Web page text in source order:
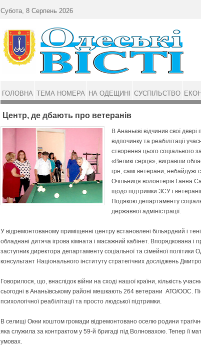
Центр, де дбають про ветеранів
В Ананьєві відчинив свої
відпочинку та реабілітації
створення цього соціального
«Великі серця», вигравши
грн, самі ветерани, небайдужі
Очільниця волонтерів Ганна
щодо підтримки ЗСУ і
Подякою департаменту
державної адміністрації.
У відремонтованому приміщенні центру встановлені більярдний і
обладнані дитяча ігрова кімната і масажний кабінет. Впорядкована і
заступник директора департаменту соціальної та сімейної
консультант Національного інституту стратегічних досліджень
Говорилося, що, внаслідок війни на сході нашої країни, кількість
сьогодні в Ананьївському районі мешкають 264 ветерани АТО/ООС.
психологічної реабілітації та просто людської підтримки.
В селищі Окни коштом громади відремонтовано оселю родини
яка служила за конт­рактом у 59-й бригаді під Волновахою. Тепер її
умовах.
Субота, 8 Серпень 2026
ГОЛОВНА ТЕМА НОМЕРА НА ОДЕЩИНІ СУСПІЛЬСТВО